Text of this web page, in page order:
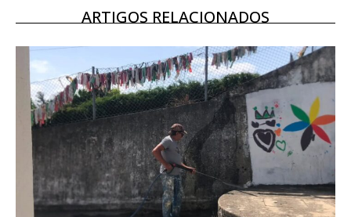
Acesso ao conteúdo online
Acesso aos conteúdos Exclusivos para
assinantes
Ofertas para assinatura anual
Escolha o plano
ARTIGOS RELACIONADOS